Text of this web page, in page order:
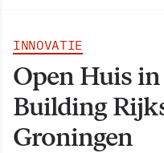
INNOVATIE
Open Huis
Building
Groningen